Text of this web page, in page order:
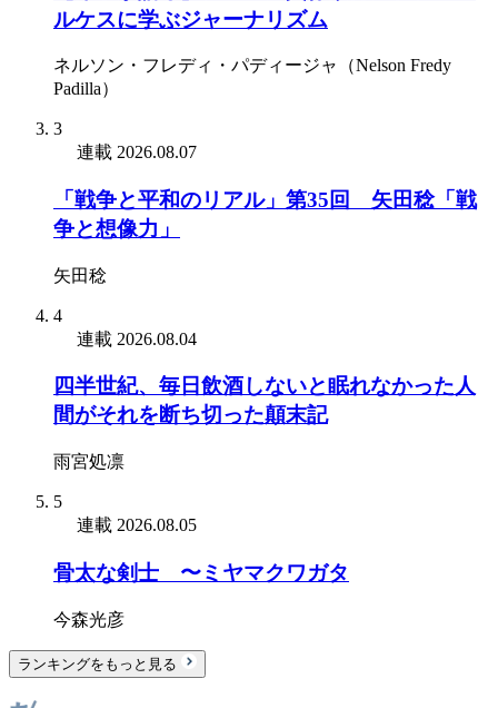
ルケスに学ぶジャーナリズム
ネルソン・フレディ・パディージャ（Nelson Fredy
Padilla）
3
連載 2026.08.07
「戦争と平和のリアル」第35回 矢田稔「戦
争と想像力」
矢田稔
4
連載 2026.08.04
四半世紀、毎日飲酒しないと眠れなかった人
間がそれを断ち切った顛末記
雨宮処凛
5
連載 2026.08.05
骨太な剣士 〜ミヤマクワガタ
今森光彦
ランキングをもっと見る